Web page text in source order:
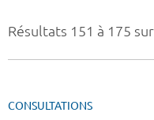
Résultats 151 à 175
CONSULTATIONS